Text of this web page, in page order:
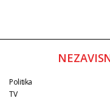
Politika
TV